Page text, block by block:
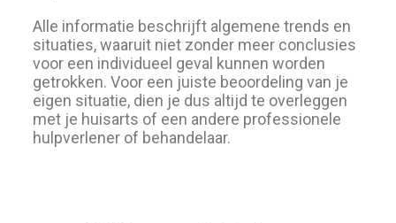
Alle informatie beschrijft algemene trends en
situaties, waaruit niet zonder meer conclusies
voor een individueel geval kunnen worden
getrokken. Voor een juiste beoordeling van je
eigen situatie, dien je dus altijd te overleggen
met je huisarts of een andere professionele
hulpverlener of behandelaar.